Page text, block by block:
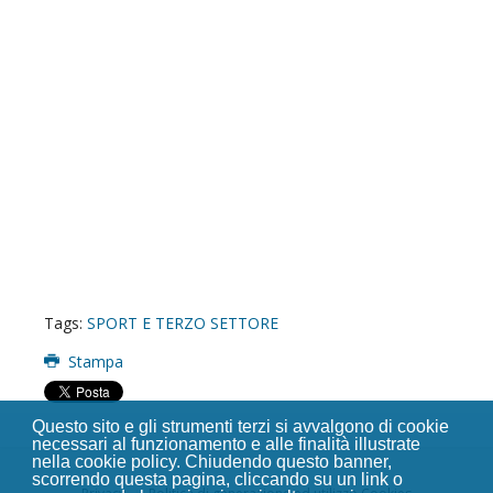
Questo sito e gli strumenti terzi si avvalgono di cookie
necessari al funzionamento e alle finalità illustrate
nella cookie policy. Chiudendo questo banner,
scorrendo questa pagina, cliccando su un link o
Tags: SPORT E TERZO SETTORE
Stampa